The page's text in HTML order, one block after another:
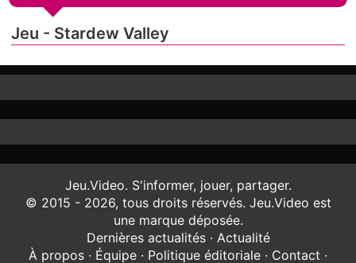
Jeu - Stardew Valley
Jeu.Video. S'informer, jouer, partager.
© 2015 - 2026, tous droits réservés. Jeu.Video est
une marque déposée.
Dernières actualités· Actualité
À propos · Équipe · Politique éditoriale · Contact ·